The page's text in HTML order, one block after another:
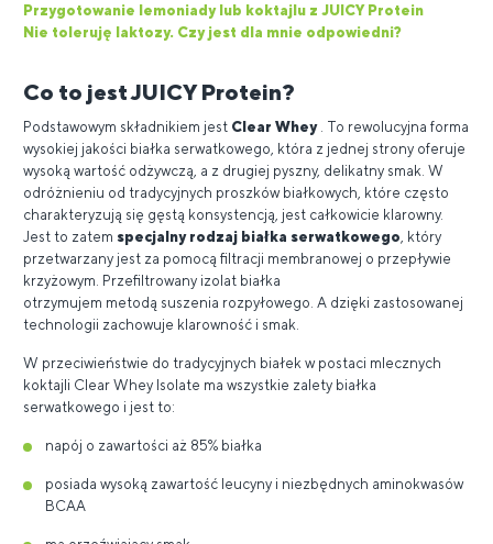
Przygotowanie lemoniady lub koktajlu z JUICY Protein
Nie toleruję laktozy. Czy jest dla mnie odpowiedni?
Co to jest JUICY Protein?
Podstawowym składnikiem jest Clear Whey . To rewolucyjna forma
wysokiej jakości białka serwatkowego, która z jednej strony oferuje
wysoką wartość odżywczą, a z drugiej pyszny, delikatny smak. W
odróżnieniu od tradycyjnych proszków białkowych, które często
charakteryzują się gęstą konsystencją, jest całkowicie klarowny.
Jest to zatem specjalny rodzaj białka serwatkowego , który
przetwarzany jest za pomocą filtracji membranowej o przepływie
krzyżowym. Przefiltrowany izolat białka
otrzymujem metodą suszenia rozpyłowego. A dzięki zastosowanej
technologii zachowuje klarowność i smak.
W przeciwieństwie do tradycyjnych białek w postaci mlecznych
koktajli Clear Whey Isolate ma wszystkie zalety białka
serwatkowego i jest to:
napój o zawartości aż 85% białka
posiada wysoką zawartość leucyny i niezbędnych aminokwasów
BCAA